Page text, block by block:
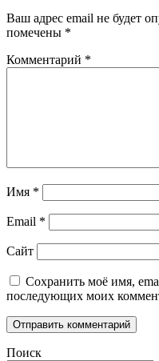
Ваш адрес email не будет
помечены *
Комментарий *
Имя *
Email *
Сайт
Сохранить моё имя,
последующих моих
Поиск